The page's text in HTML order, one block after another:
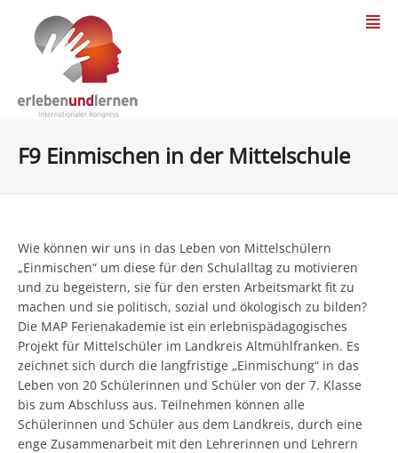
F9 Einmischen in der Mittelschule
Wie können wir uns in das Leben von Mittelschülern
„Einmischen“ um diese für den Schulalltag zu motivieren
und zu begeistern, sie für den ersten Arbeitsmarkt fit zu
machen und sie politisch, sozial und ökologisch zu bilden?
Die MAP Ferienakademie ist ein erlebnispädagogisches
Projekt für Mittelschüler im Landkreis Altmühlfranken. Es
zeichnet sich durch die langfristige „Einmischung“ in das
Leben von 20 Schülerinnen und Schüler von der 7. Klasse
bis zum Abschluss aus. Teilnehmen können alle
Schülerinnen und Schüler aus dem Landkreis, durch eine
enge Zusammenarbeit mit den Lehrerinnen und Lehrern